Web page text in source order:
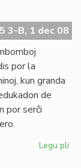
3-B, 1 dec 08
por la
kun granda
de
por serĉi
Legu pli